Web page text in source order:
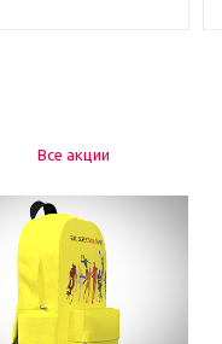
Все акции